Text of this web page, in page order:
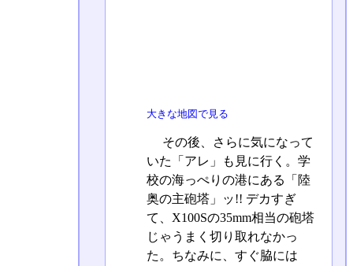
大きな地図で見る
その後、さらに気になって
いた「アレ」も見に行く。学
校の海っぺりの港にある「陸
奥の主砲塔」ッ!! デカすぎ
て、X100Sの35mm相当の砲塔
じゃうまく切り取れなかっ
た。ちなみに、すぐ脇には